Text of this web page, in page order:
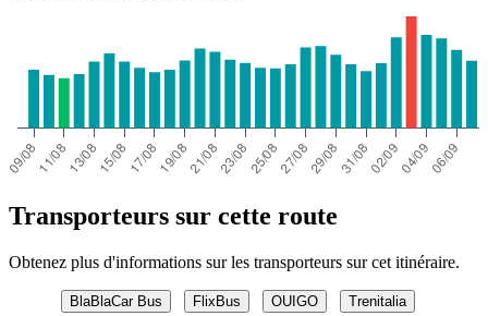
Transporteurs sur cette route
Obtenez plus d'informations sur les transporteurs sur cet itinéraire.
BlaBlaCar Bus FlixBus OUIGO Trenitalia